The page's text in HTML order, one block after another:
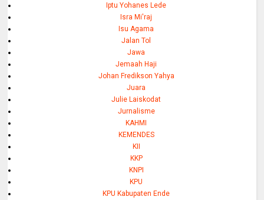
Iptu Yohanes Lede
Isra Mi'raj
Isu Agama
Jalan Tol
Jawa
Jemaah Haji
Johan Fredikson Yahya
Juara
Julie Laiskodat
Jurnalisme
KAHMI
KEMENDES
KII
KKP
KNPI
KPU
KPU Kabupaten Ende